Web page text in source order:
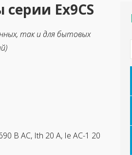
Ех9CS
так и для бытовых
В AC, Ith 20 A, Ie AC-1 20